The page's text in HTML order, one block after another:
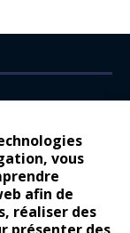
vous
afin de
réaliser des